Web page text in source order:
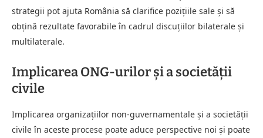
strategii pot ajuta România să clarifice pozițiile sale și să
obțină rezultate favorabile în cadrul discuțiilor bilaterale și
multilaterale.
Implicarea ONG-urilor și a societății
civile
Implicarea organizațiilor non-guvernamentale și a societății
civile în aceste procese poate aduce perspective noi și poate